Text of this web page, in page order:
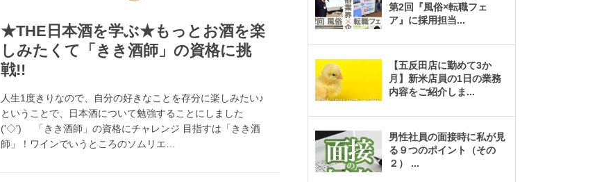
★THE日本酒を学ぶ★もっとお酒を楽
しみたくて「きき酒師」の資格に挑
戦!!
人生1度きりなので、自分の好きなことを存分に楽しみたい♪
ということで、日本酒について勉強することにしました
('◇')ゞ 「きき酒師」の資格にチャレンジ 目指すは「きき酒
師」！ワインでいうところのソムリエ…
第2回『風俗×転職フェ
ア』に採用担当...
【五反田店に勤めて3か
月】新米店員の1日の業務
内容をご紹介しま ...
男性社員の面接時に私が見
る９つのポイント（その
２） ...